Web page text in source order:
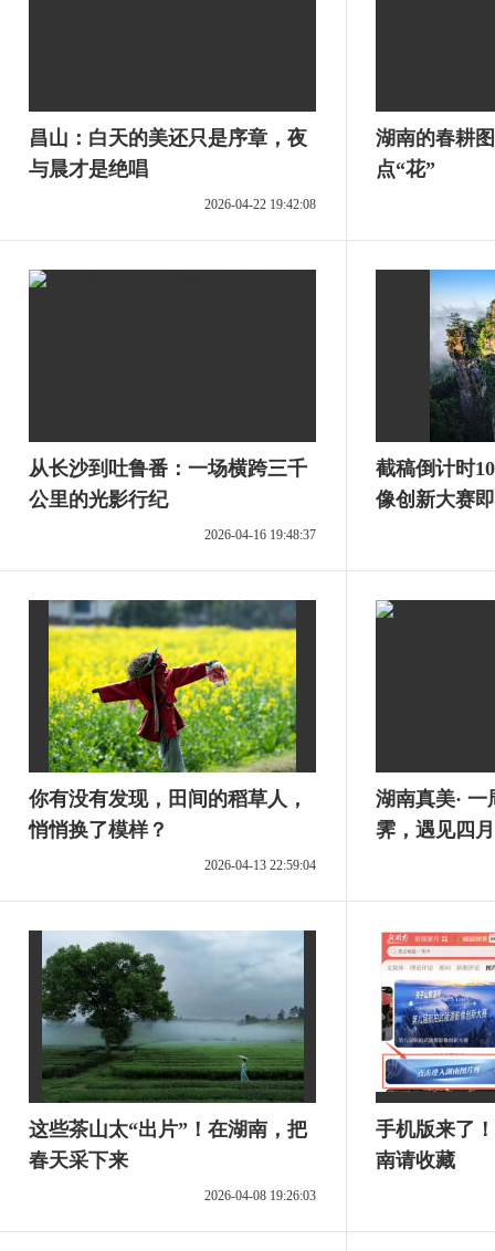
昌山：白天的美还只是序章，夜
与晨才是绝唱
2026-04-22 19:42:08
湖南的春耕
点“花”
从长沙到吐鲁番：一场横跨三千
公里的光影行纪
2026-04-16 19:48:37
截稿倒计时
像创新大赛
你有没有发现，田间的稻草人，
悄悄换了模样？
2026-04-13 22:59:04
湖南真美·
霁，遇见四
这些茶山太“出片”！在湖南，把
春天采下来
2026-04-08 19:26:03
手机版来了
南请收藏